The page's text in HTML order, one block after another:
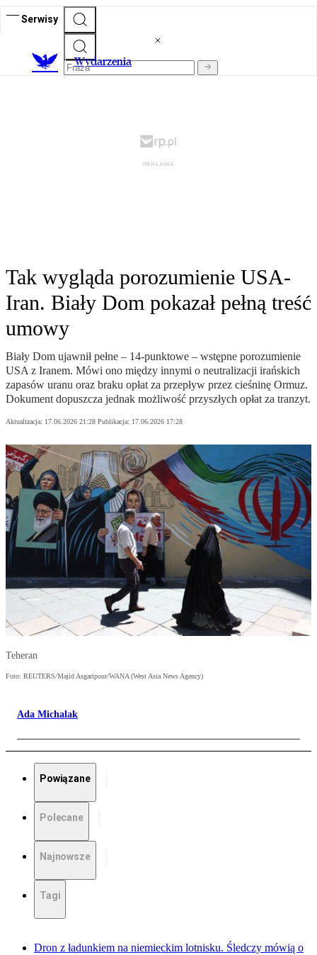
Serwisy
Wydarzenia
Tak wygląda porozumienie USA-
Iran. Biały Dom pokazał pełną treść
umowy
Biały Dom ujawnił pełne – 14-punktowe – wstępne porozumienie
USA z Iranem. Mówi ono między innymi o neutralizacji irańskich
zapasów uranu oraz braku opłat za przepływ przez cieśninę Ormuz.
Dokument dopuszcza jednak możliwość przyszłych opłat za tranzyt.
Aktualizacja: 17.06.2026 21:28 Publikacja: 17.06.2026 17:28
Teheran
Foto: REUTERS/Majid Asgaripour/WANA (West Asia News Agency)
Ada Michalak
Powiązane
Polecane
Najnowsze
Tagi
Dron z ładunkiem na niemieckim lotnisku. Śledczy mówią o